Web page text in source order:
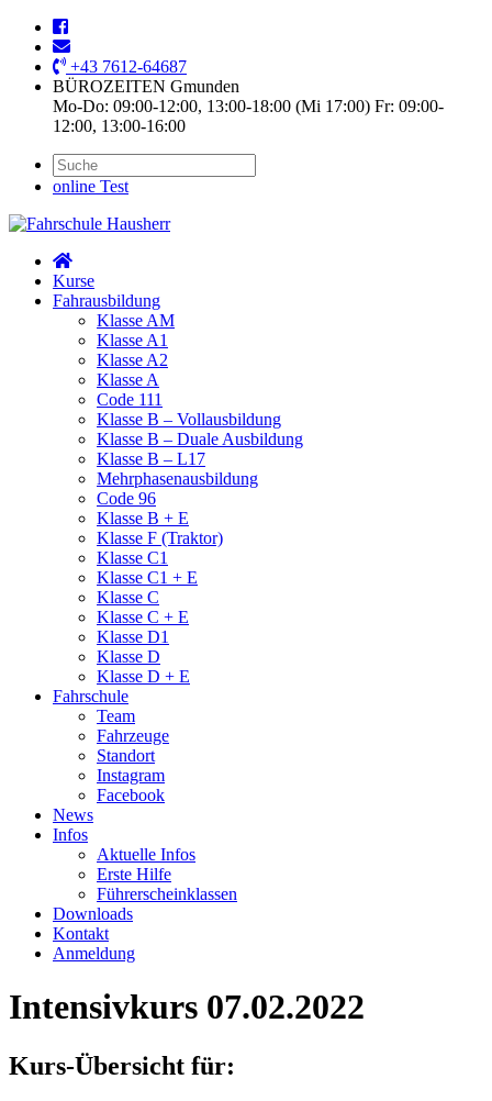
+43 7612-64687
BÜROZEITEN Gmunden
Mo-Do: 09:00-12:00, 13:00-18:00 (Mi 17:00) Fr: 09:00-
12:00, 13:00-16:00
online Test
Kurse
Fahrausbildung
Klasse AM
Klasse A1
Klasse A2
Klasse A
Code 111
Klasse B – Vollausbildung
Klasse B – Duale Ausbildung
Klasse B – L17
Mehrphasenausbildung
Code 96
Klasse B + E
Klasse F (Traktor)
Klasse C1
Klasse C1 + E
Klasse C
Klasse C + E
Klasse D1
Klasse D
Klasse D + E
Fahrschule
Team
Fahrzeuge
Standort
Instagram
Facebook
News
Infos
Aktuelle Infos
Erste Hilfe
Führerscheinklassen
Downloads
Kontakt
Anmeldung
Intensivkurs 07.02.2022
Kurs-Übersicht für: